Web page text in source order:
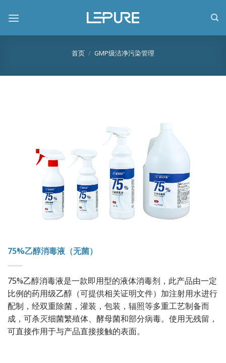
首页 / GMP级洁净污染管理
75%乙醇消毒液（无菌）
75%乙醇消毒液是一款即用型的液体消毒剂，此产品由一定
比例的药用级乙醇（可提供相关证明文件）加注射用水进行
配制，经双重除菌，灌装，包装，辐照等多重工艺制备而
成，可杀灭细菌繁殖体、酵母菌和部分病毒。使用无残留，
可直接作用于与产品直接接触的表面。